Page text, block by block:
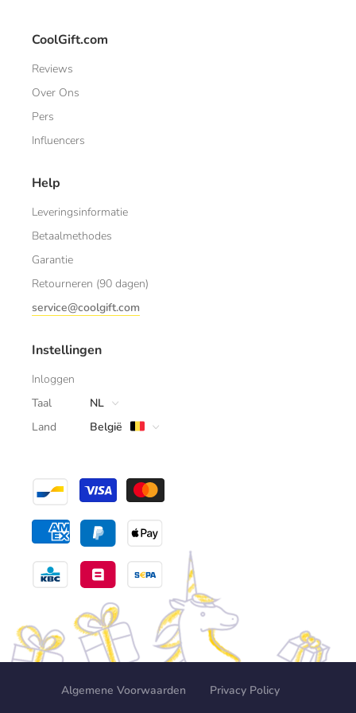
CoolGift.com
Reviews
Over Ons
Pers
Influencers
Help
Leveringsinformatie
Betaalmethodes
Garantie
Retourneren (90 dagen)
service@coolgift.com
Instellingen
Inloggen
Taal
NL
Land
België
Algemene Voorwaarden Privacy Policy